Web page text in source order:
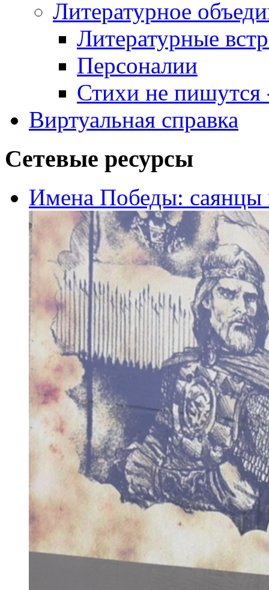
Литературное
Литературные
Персоналии
Стихи не пишутся
Виртуальная справка
Сетевые ресурсы
Имена Победы: саянцы